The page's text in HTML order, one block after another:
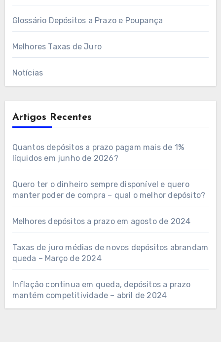
Glossário Depósitos a Prazo e Poupança
Melhores Taxas de Juro
Notícias
Artigos Recentes
Quantos depósitos a prazo pagam mais de 1%
líquidos em junho de 2026?
Quero ter o dinheiro sempre disponível e quero
manter poder de compra – qual o melhor depósito?
Melhores depósitos a prazo em agosto de 2024
Taxas de juro médias de novos depósitos abrandam
queda – Março de 2024
Inflação continua em queda, depósitos a prazo
mantém competitividade – abril de 2024